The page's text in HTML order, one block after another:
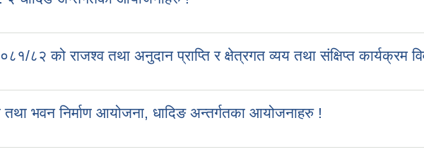
८२ को राजश्व तथा अनुदान प्राप्ति र क्षेत्रगत व्यय तथा संक्षिप्त कार्यक्रम
भवन निर्माण आयोजना, धादिङ अन्तर्गतका आयोजनाहरु !